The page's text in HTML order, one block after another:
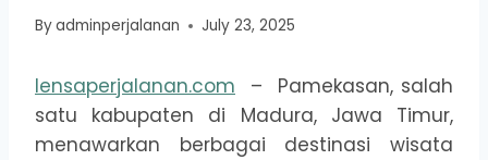
Byadminperjalanan July 23, 2025
lensaperjalanan.com – Pamekasan, salah
satu kabupaten di Madura, Jawa Timur,
menawarkan berbagai destinasi wisata